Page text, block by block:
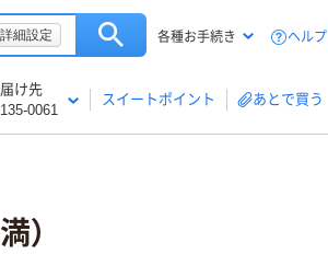
詳細設定 各種お手続き ヘルプ
け先
0061
スイートポイント あとで買う
）